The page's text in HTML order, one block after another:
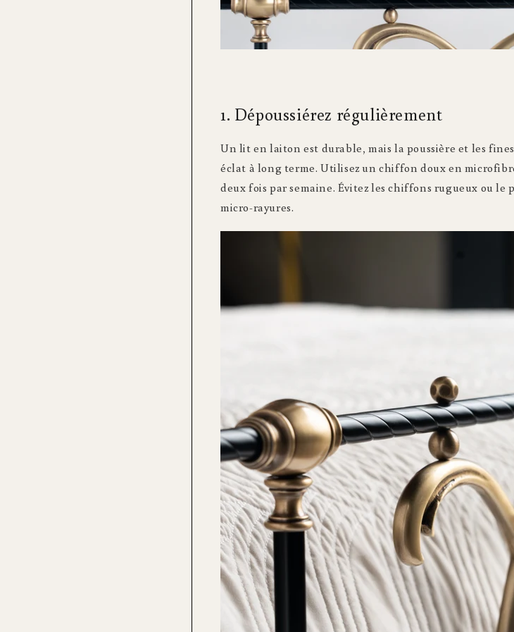
1. Dépoussiérez régulièrement
Un lit en laiton est durable, mais la poussière et les
éclat à long terme. Utilisez un chiffon doux en
deux fois par semaine. Évitez les chiffons rugueux ou le
micro-rayures.